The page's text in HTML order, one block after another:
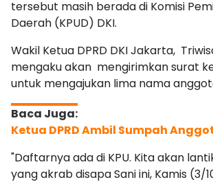
tersebut masih berada di Komisi
Daerah (KPUD) DKI.
Wakil Ketua DPRD DKI Jakarta,
mengaku akan mengirimkan surat
untuk mengajukan lima nama
Ketua DPRD Ambil Sumpah
"Daftarnya ada di KPU. Kita akan
yang akrab disapa Sani ini, Kamis (3/